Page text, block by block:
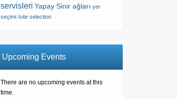
servisleri Yapay Sinir ağları yer
seçimi /site selection
Upcoming Events
There are no upcoming events at this
time.